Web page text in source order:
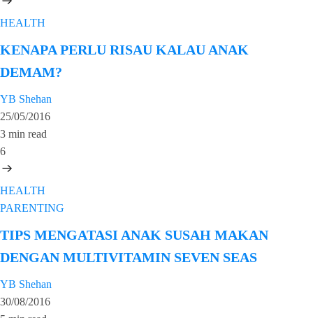
HEALTH
KENAPA PERLU RISAU KALAU ANAK
DEMAM?
YB Shehan
25/05/2016
3 min read
6
HEALTH
PARENTING
TIPS MENGATASI ANAK SUSAH MAKAN
DENGAN MULTIVITAMIN SEVEN SEAS
YB Shehan
30/08/2016